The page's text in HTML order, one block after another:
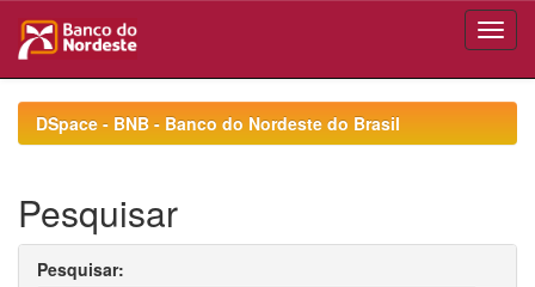
navigationDSpace - BNB - Banco do Nordeste do Brasil
Pesquisar
Pesquisar: